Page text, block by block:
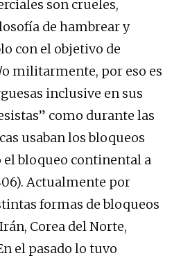
son crueles,
de hambrear y
con el objetivo de
militarmente, por eso es
inclusive en sus
como durante las
usaban los bloqueos
el bloqueo continental a
Actualmente por
formas de bloqueos
Corea del Norte,
el pasado lo tuvo